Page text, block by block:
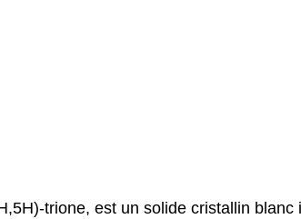
trione, est un solide cristallin blanc